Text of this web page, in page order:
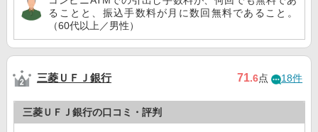
ることと、振込手数料が月に数回無料であること。
（60代以上／男性）
三菱ＵＦＪ銀行 71.6点 18件
三菱ＵＦＪ銀行の口コミ・評判